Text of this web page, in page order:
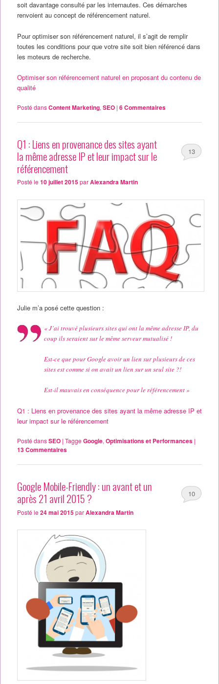
soit davantage consulté par les internautes. Ces démarches
renvoient au concept de référencement naturel.
Pour optimiser son référencement naturel, il s’agit de remplir
toutes les conditions pour que votre site soit bien référencé dans
les moteurs de recherche.
Optimiser son référencement naturel en proposant du contenu de
qualité
Posté dansContent Marketing, SEO | 6Commentaires
Q1 : Liens en provenance des sites ayant
la même adresse IP et leur impact sur le
référencement
Posté le 10 juillet 2015parAlexandra Martin
13
Julie m’a posé cette question :
« J’ai trouvé plusieurs sites qui ont la même adresse IP, du
coup ils seraient sur le même serveur mutualisé !
Est-ce que pour Google avoir un lien sur plusieurs de ces
sites est comme si on avait un lien sur un seul site ?!
Est-il mauvais en conséquence pour le référencement »
Q1 : Liens en provenance des sites ayant la même adresse IP et
leur impact sur le référencement
Posté dansSEO | Tagge Google, Optimisations et Performances |
13Commentaires
Google Mobile-Friendly : un avant et un
après 21 avril 2015 ?
Posté le 24 mai 2015parAlexandra Martin
10